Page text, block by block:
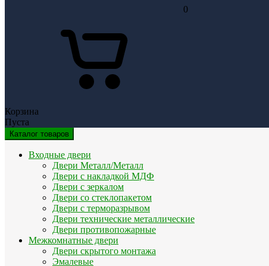
0
Корзина
Пуста
Каталог товаров
Входные двери
Двери Металл/Металл
Двери с накладкой МДФ
Двери с зеркалом
Двери со стеклопакетом
Двери с терморазрывом
Двери технические металлические
Двери противопожарные
Межкомнатные двери
Двери скрытого монтажа
Эмалевые